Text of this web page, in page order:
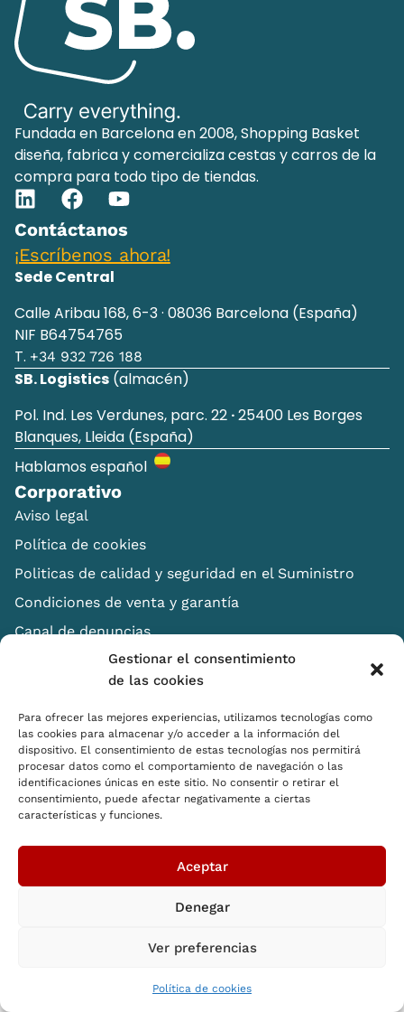
Gestionar el consentimiento
de las cookies
Para ofrecer las mejores experiencias, utilizamos tecnologías como
las cookies para almacenar y/o acceder a la información del
dispositivo. El consentimiento de estas tecnologías nos permitirá
procesar datos como el comportamiento de navegación o las
identificaciones únicas en este sitio. No consentir o retirar el
consentimiento, puede afectar negativamente a ciertas
características y funciones.
Aceptar
Denegar
Ver preferencias
Política de cookies
Fundada en Barcelona en 2008, Shopping Basket
diseña, fabrica y comercializa cestas y carros de la
compra para todo tipo de tiendas.
Contáctanos
¡Escríbenos ahora!
Sede Central
Calle Aribau 168, 6-3 · 08036 Barcelona (España)
NIF B64754765
T. +34 932 726 188
SB. Logistics (almacén)
Pol. Ind. Les Verdunes, parc. 22 ·25400 Les Borges
Blanques, Lleida (España)
Hablamos español
Corporativo
Aviso legal
Política de cookies
Politicas de calidad y seguridad en el Suministro
Condiciones de venta y garantía
Canal de denuncias
Shopping Basket
Distribuidores